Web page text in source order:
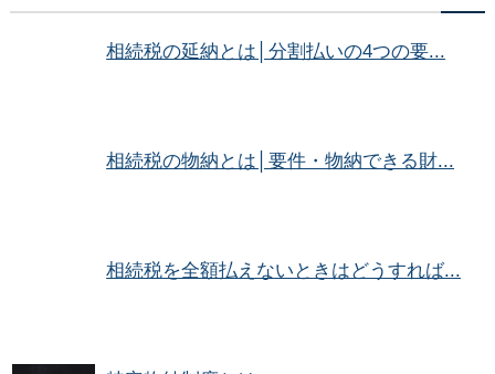
相続税の延納とは│分割払いの4つの要...
相続税の物納とは│要件・物納できる財...
相続税を全額払えないときはどうすれば...